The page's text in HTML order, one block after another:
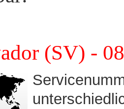
(SV) -